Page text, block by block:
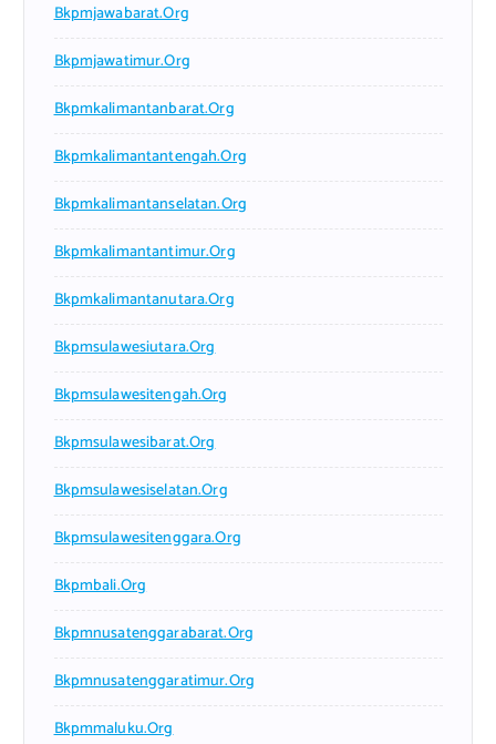
Bkpmjawabarat.org
Bkpmjawatimur.org
Bkpmkalimantanbarat.org
Bkpmkalimantantengah.org
Bkpmkalimantanselatan.org
Bkpmkalimantantimur.org
Bkpmkalimantanutara.org
Bkpmsulawesiutara.org
Bkpmsulawesitengah.org
Bkpmsulawesibarat.org
Bkpmsulawesiselatan.org
Bkpmsulawesitenggara.org
Bkpmbali.org
Bkpmnusatenggarabarat.org
Bkpmnusatenggaratimur.org
Bkpmmaluku.org